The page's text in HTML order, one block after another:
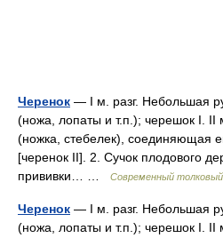
Черенок — I м. разг. Небольшая
(ножа, лопаты и т.п.); черешок I. II
(ножка, стебелек), соединяющая
[черенок II]. 2. Сучок плодового
прививки… …
Современный толковый
Черенок — I м. разг. Небольшая
(ножа, лопаты и т.п.); черешок I. II